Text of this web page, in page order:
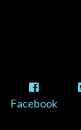
Facebook